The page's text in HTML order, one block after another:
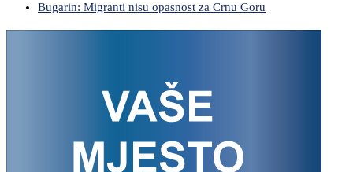
Bugarin: Migranti nisu opasnost za Crnu Goru